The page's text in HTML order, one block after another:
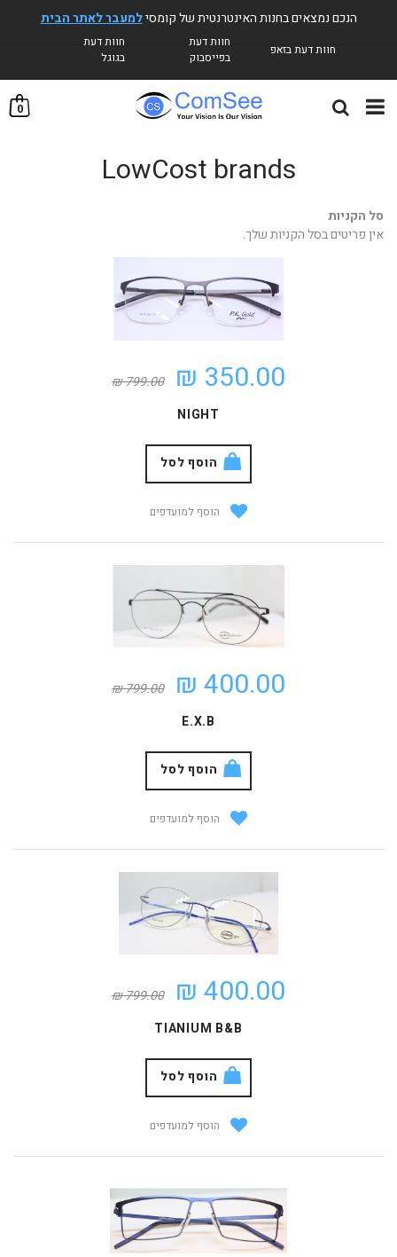
0
LowCost brands
סל הקניות
אין פריטים בסל הקניות שלך.
350.00 ₪
799.00 ₪
NIGHT
הוסף לסל
הוסף למועדפים
400.00 ₪
799.00 ₪
E.X.B
הוסף לסל
הוסף למועדפים
400.00 ₪
799.00 ₪
TIANIUM B&B
הוסף לסל
הוסף למועדפים
הנכם נמצאים בחנות האינטרנטית של קומסילמעבר לאתר הבית
חוות דעת בזאפ
חוות דעת
בפייסבוק
חוות דעת
בגוגל